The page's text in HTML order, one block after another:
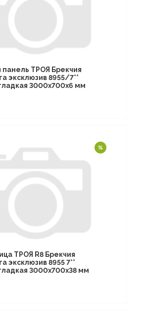
панель ТРОЯ Брекчия
эксклюзив 8955/7**
3000х700х6 мм
ТРОЯ R8 Брекчия
эксклюзив 8955 7**
3000х700х38 мм